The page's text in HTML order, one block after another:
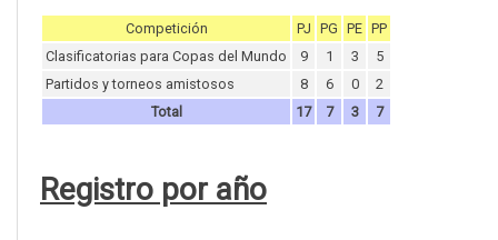
Competición PJ PG PE PP
Clasificatorias para Copas del Mundo
9 1 3
5
Partidos y torneos amistosos
8 6 0
2
Total
17 7 3 7
Registro por año